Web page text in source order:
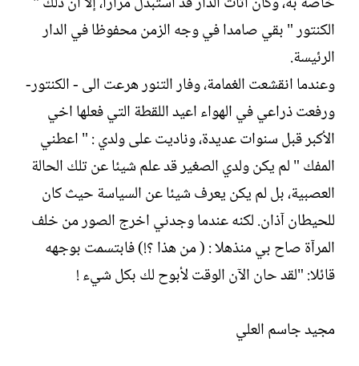
الكنتور " بقي صامدا في وجه الزمن محفوظا في الدار
الرئيسة.
وعندما انقشعت الغمامة، وفار التنور هرعت الى - الكنتور-
ورفعت ذراعي في الهواء اعيد اللقطة التي فعلها اخي
الأكبر قبل سنوات عديدة، وناديت على ولدي : " اعطني
المفك " لم يكن ولدي الصغير قد علم شيئا عن تلك الحالة
العصبية، بل لم يكن يعرف شيئا عن السياسة حيث كان
للحيطان آذان. لكنه عندما وجدني اخرج الصور من خلف
المرآة صاح بي منذهلا : ( من هذا ؟!) فابتسمت بوجهه
قائلا: "لقد حان الآن الوقت لأبوح لك بكل شيء !
مجيد جاسم العلي